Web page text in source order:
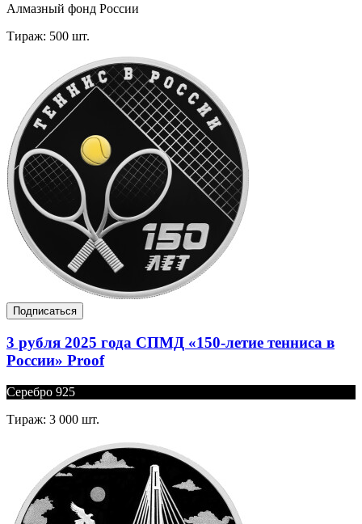
Алмазный фонд России
Тираж: 500 шт.
Подписаться
3 рубля 2025 года СПМД «150-летие тенниса в
России» Proof
Серебро 925
Тираж: 3 000 шт.